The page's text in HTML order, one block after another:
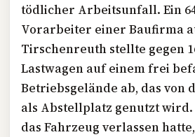
tödlicher Arbeitsunfall. Ein
Vorarbeiter einer Baufirma
Tirschenreuth stellte gegen
Lastwagen auf einem frei
Betriebsgelände ab, das von
als Abstellplatz genutzt
das Fahrzeug verlassen